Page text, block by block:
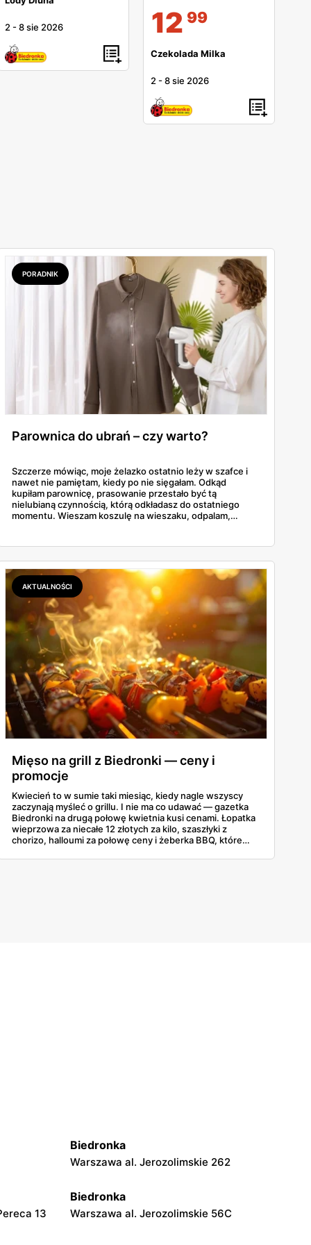
2 -8 sie 2026 12 99
Czekolada Milka
2 -8 sie 2026
PORADNIK
Parownica do ubrań – czy warto?
Szczerze mówiąc, moje żelazko ostatnio leży w szafce i
nawet nie pamiętam, kiedy po nie sięgałam. Odkąd
kupiłam parownicę, prasowanie przestało być tą
nielubianą czynnością, którą odkładasz do ostatniego
momentu. Wieszam koszulę na wieszaku, odpalam,
zatrzęsienie, a nie każda robi to, co obiecuje producent.
AKTUALNOŚCI
Mięso na grill z Biedronki — ceny i
promocje
Kwiecień to w sumie taki miesiąc, kiedy nagle wszyscy
zaczynają myśleć o grillu. I nie ma co udawać — gazetka
Biedronki na drugą połowę kwietnia kusi cenami. Łopatka
wieprzowa za niecałe 12 złotych za kilo, szaszłyki z
chorizo, halloumi za połowę ceny i żeberka BBQ, które
grillowe z oferty 16-30 kwietnia, żeby nie trzeba było
Biedronka
Warszawa al. Jerozolimskie 262
13
Biedronka
Warszawa al. Jerozolimskie 56C